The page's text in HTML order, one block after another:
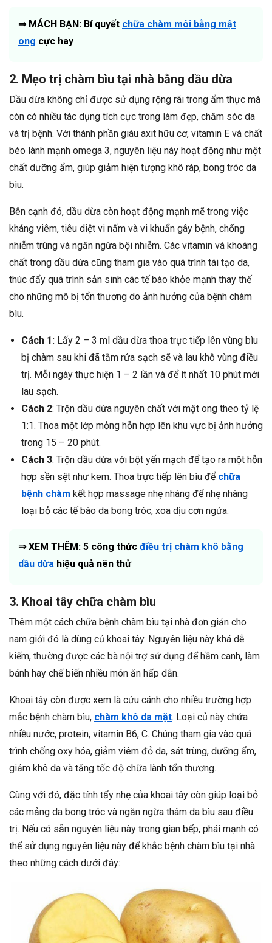
⇒ MÁCH BẠN: Bí quyết chữa chàm môi bằng mật
ong cực hay
2. Mẹo trị chàm bìu tại nhà bằng dầu dừa
Dầu dừa không chỉ được sử dụng rộng rãi trong ẩm thực mà
còn có nhiều tác dụng tích cực trong làm đẹp, chăm sóc da
và trị bệnh. Với thành phần giàu axit hữu cơ, vitamin E và chất
béo lành mạnh omega 3, nguyên liệu này hoạt động như một
chất dưỡng ẩm, giúp giảm hiện tượng khô ráp, bong tróc da
bìu.
Bên cạnh đó, dầu dừa còn hoạt động mạnh mẽ trong việc
kháng viêm, tiêu diệt vi nấm và vi khuẩn gây bệnh, chống
nhiễm trùng và ngăn ngừa bội nhiễm. Các vitamin và khoáng
chất trong dầu dừa cũng tham gia vào quá trình tái tạo da,
thúc đẩy quá trình sản sinh các tế bào khỏe mạnh thay thế
cho những mô bị tổn thương do ảnh hưởng của bệnh chàm
bìu.
Cách 1: Lấy 2 – 3 ml dầu dừa thoa trực tiếp lên vùng bìu
bị chàm sau khi đã tắm rửa sạch sẽ và lau khô vùng điều
trị. Mỗi ngày thực hiện 1 – 2 lần và để ít nhất 10 phút mới
lau sạch.
Cách 2: Trộn dầu dừa nguyên chất với mật ong theo tỷ lệ
1:1. Thoa một lớp mỏng hỗn hợp lên khu vực bị ảnh hưởng
trong 15 – 20 phút.
Cách 3: Trộn dầu dừa với bột yến mạch để tạo ra một hỗn
hợp sền sệt như kem. Thoa trực tiếp lên bìu để chữa
bệnh chàm kết hợp massage nhẹ nhàng để nhẹ nhàng
loại bỏ các tế bào da bong tróc, xoa dịu cơn ngứa.
⇒ XEM THÊM: 5 công thức điều trị chàm khô bằng
dầu dừa hiệu quả nên thử
3. Khoai tây chữa chàm bìu
Thêm một cách chữa bệnh chàm bìu tại nhà đơn giản cho
nam giới đó là dùng củ khoai tây. Nguyên liệu này khá dễ
kiếm, thường được các bà nội trợ sử dụng để hầm canh, làm
bánh hay chế biến nhiều món ăn hấp dẫn.
Khoai tây còn được xem là cứu cánh cho nhiều trường hợp
mắc bệnh chàm bìu, chàm khô da mặt. Loại củ này chứa
nhiều nước, protein, vitamin B6, C. Chúng tham gia vào quá
trình chống oxy hóa, giảm viêm đỏ da, sát trùng, dưỡng ẩm,
giảm khô da và tăng tốc độ chữa lành tổn thương.
Cùng với đó, đặc tính tẩy nhẹ của khoai tây còn giúp loại bỏ
các mảng da bong tróc và ngăn ngừa thâm da bìu sau điều
trị. Nếu có sẵn nguyên liệu này trong gian bếp, phái mạnh có
thể sử dụng nguyên liệu này để khắc bệnh chàm bìu tại nhà
theo những cách dưới đây: